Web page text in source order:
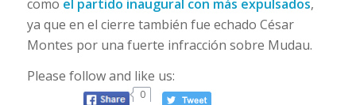
como el partido inaugural con más expulsados,
ya que en el cierre también fue echado César
Montes por una fuerte infracción sobre Mudau.
Please follow and like us:
0